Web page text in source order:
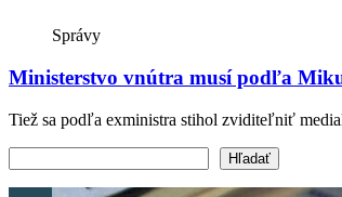
Správy
Ministerstvo vnútra musí podľa
Tiež sa podľa exministra stihol zviditeľniť
Hľadať